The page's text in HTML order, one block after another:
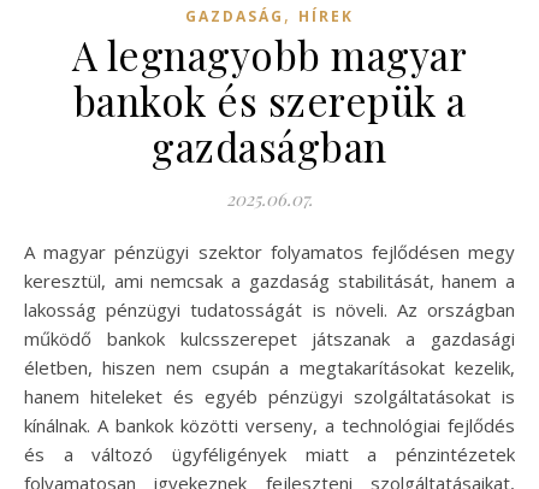
GAZDASÁG , HÍREK
A legnagyobb magyar
bankok és szerepük a
gazdaságban
2025.06.07.
A magyar pénzügyi szektor folyamatos fejlődésen megy
keresztül, ami nemcsak a gazdaság stabilitását, hanem a
lakosság pénzügyi tudatosságát is növeli. Az országban
működő bankok kulcsszerepet játszanak a gazdasági
életben, hiszen nem csupán a megtakarításokat kezelik,
hanem hiteleket és egyéb pénzügyi szolgáltatásokat is
kínálnak. A bankok közötti verseny, a technológiai fejlődés
és a változó ügyféligények miatt a pénzintézetek
folyamatosan igyekeznek fejleszteni szolgáltatásaikat,